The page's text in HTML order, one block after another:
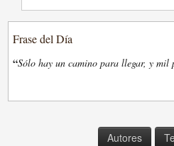
Frase del Día
“Sólo hay un camino para llegar, y mil
Autores